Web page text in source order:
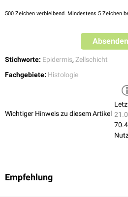
Im Stratum spinosum findet man auch
500 Zeichen verbleibend. Mindestens 5 Zeichen
Absenden
Stichworte: Epidermis, Zellschicht
Fachgebiete: Histologie
Wichtiger Hinweis zu diesem Artikel
Empfehlung